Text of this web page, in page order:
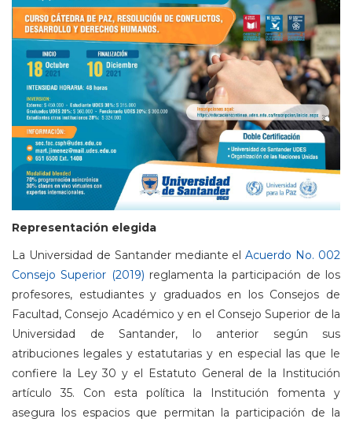
Representación elegida
La Universidad de Santander mediante elAcuerdo No. 002
Consejo Superior (2019) reglamenta la participación de los
profesores, estudiantes y graduados en los Consejos de
Facultad, Consejo Académico y en el Consejo Superior de la
Universidad de Santander, lo anterior según sus
atribuciones legales y estatutarias y en especial las que le
confiere la Ley 30 y el Estatuto General de la Institución
artículo 35. Con esta política la Institución fomenta y
asegura los espacios que permitan la participación de la